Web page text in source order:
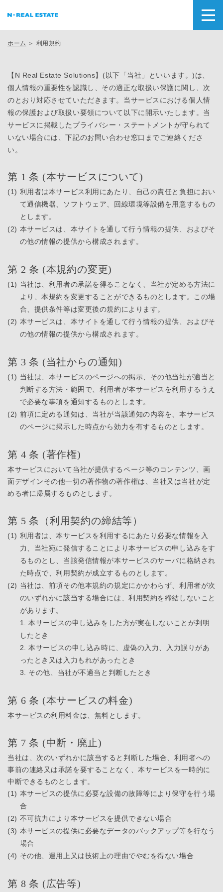
ホーム ＞ 利用規約
【N Real Estate Solutions】(以下「当社」といいます。)は、
個人情報の重要性を認識し、その適正な取扱い保護に関し、次
のとおり対応させていただきます。当サービスにおける個人情
報の保護および取扱い要領について以下に開示いたします。当
サービスに掲載したプライバシー・ステートメントが守られて
いない場合には、下記のお問い合わせ窓口までご連絡くださ
い。
第 1 条 (本サービスについて)
(1) 利用者は本サービス利用にあたり、自己の責任と負担におい
て通信機器、ソフトウェア、回線環境等設備を用意するもの
とします。
(2) 本サービスは、本サイトを通して行う情報の提供、およびそ
の他の情報の提供から構成されます。
第 2 条 (本規約の変更)
(1) 当社は、利用者の承諾を得ることなく、当社が定める方法に
より、本規約を変更することができるものとします。この場
合、提供条件等は変更後の規約によります。
(2) 本サービスは、本サイトを通して行う情報の提供、およびそ
の他の情報の提供から構成されます。
第 3 条 (当社からの通知)
(1) 当社は、本サービスのページへの掲示、その他当社が適当と
判断する方法・範囲で、利用者が本サービスを利用するうえ
で必要な事項を通知するものとします。
(2) 前項に定める通知は、当社が当該通知の内容を、本サービス
のページに掲示した時点から効力を有するものとします。
第 4 条 (著作権)
本サービスにおいて当社が提供するページ等のコンテンツ、画
面デザインその他一切の著作物の著作権は、当社又は当社が定
める者に帰属するものとします。
第 5 条（利用契約の締結等）
(1) 利用者は、本サービスを利用するにあたり必要な情報を入
力、当社宛に発信することにより本サービスの申し込みをす
るものとし、当該発信情報が本サービスのサーバに格納され
た時点で、利用契約が成立するものとします。
(2) 当社は、前項その他本規約の規定にかかわらず、利用者が次
のいずれかに該当する場合には、利用契約を締結しないこと
があります。
1. 本サービスの申し込みをした方が実在しないことが判明
したとき
2. 本サービスの申し込み時に、虚偽の入力、入力誤りがあ
ったとき又は入力もれがあったとき
3. その他、当社が不適当と判断したとき
第 6 条 (本サービスの料金)
本サービスの利用料金は、無料とします。
第 7 条 (中断・廃止)
当社は、次のいずれかに該当すると判断した場合、利用者への
事前の連絡又は承諾を要することなく、本サービスを一時的に
中断できるものとします。
(1) 本サービスの提供に必要な設備の故障等により保守を行う場
合
(2) 不可抗力により本サービスを提供できない場合
(3) 本サービスの提供に必要なデータのバックアップ等を行なう
場合
(4) その他、運用上又は技術上の理由でやむを得ない場合
第 8 条 (広告等)